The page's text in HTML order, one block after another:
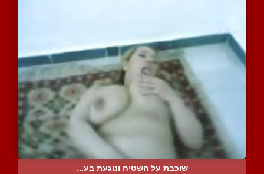
שוכבת על השטיח ונוגעת בע...